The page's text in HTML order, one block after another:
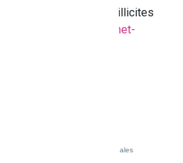
des comportements illicites
www.internet-
Crédits et mentions légales